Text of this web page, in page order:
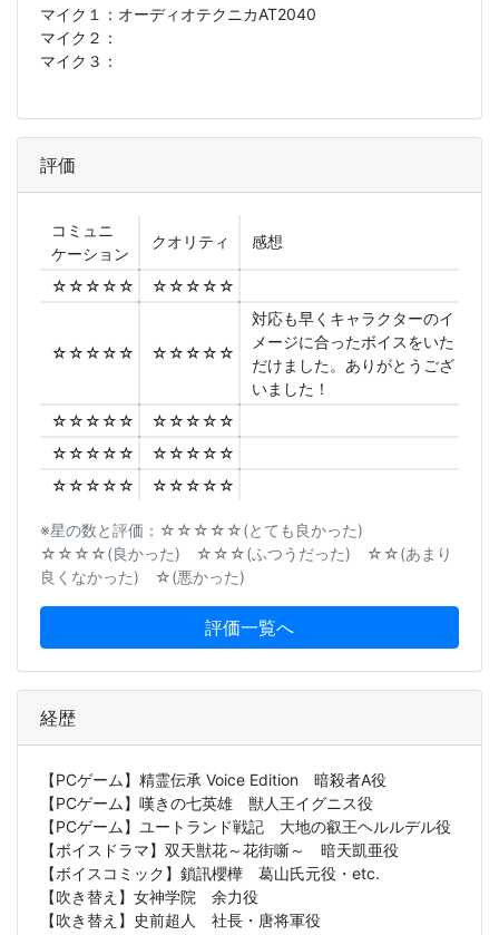
マイク１： オーディオテクニカAT2040
マイク２：
マイク３：
評価
コミュニ
ケーション
クオリティ 感想
☆☆☆☆☆ ☆☆☆☆☆
☆☆☆☆☆ ☆☆☆☆☆
対応も早くキャラクターのイ
メージに合ったボイスをいた
だけました。ありがとうござ
いました！
☆☆☆☆☆
☆☆☆☆☆
☆☆☆☆☆
☆☆☆☆☆
☆☆☆☆☆
☆☆☆☆☆
※星の数と評価：☆☆☆☆☆(とても良かった)
☆☆☆☆(良かった) ☆☆☆(ふつうだった) ☆☆(あまり
良くなかった) ☆(悪かった)
評価一覧へ
経歴
【PCゲーム】精霊伝承 Voice Edition 暗殺者A役
【PCゲーム】嘆きの七英雄 獣人王イグニス役
【PCゲーム】ユートランド戦記 大地の叡王ヘルルデル役
【ボイスドラマ】双天獣花～花街噺～ 暗天凱亜役
【ボイスコミック】鎖訊櫻樺 葛山氏元役・etc.
【吹き替え】女神学院 余力役
【吹き替え】史前超人 社長・唐将軍役